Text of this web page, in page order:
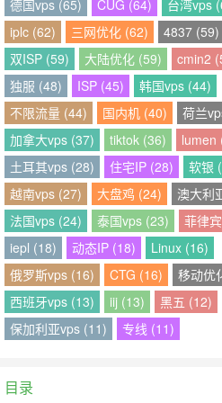
德国vps (65) CUG (64)
台湾vps
iplc (62)
三网优化 (62)
4837 (59)
双ISP (59)
大陆优化 (59)
cmin2
独服 (48)
ISP (45)
韩国vps (44)
不限流量 (44)
国内机 (40)
荷兰
加拿大vps (37)
tiktok (36)
lumen
土耳其vps (28)
住宅IP (28)
软银
越南vps (27)
大盘鸡 (24)
澳大利
法国vps (24)
泰国vps (23)
菲律
iepl (18)
动态IP (18)
Linux (16)
俄罗斯vps (16)
CTG (16)
移动优
西班牙vps (13)
iij (13)
黑五 (12)
保加利亚vps (11)
专线 (11)
目录